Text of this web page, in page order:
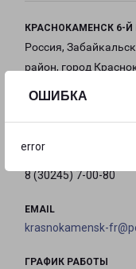
ОШИБКА
error
КРАСНОКАМЕНСК 6-Й
Россия,
район, город
на карте
8 (30245) 7-00-80
EMAIL
krasnokamensk-
ГРАФИК РАБОТЫ